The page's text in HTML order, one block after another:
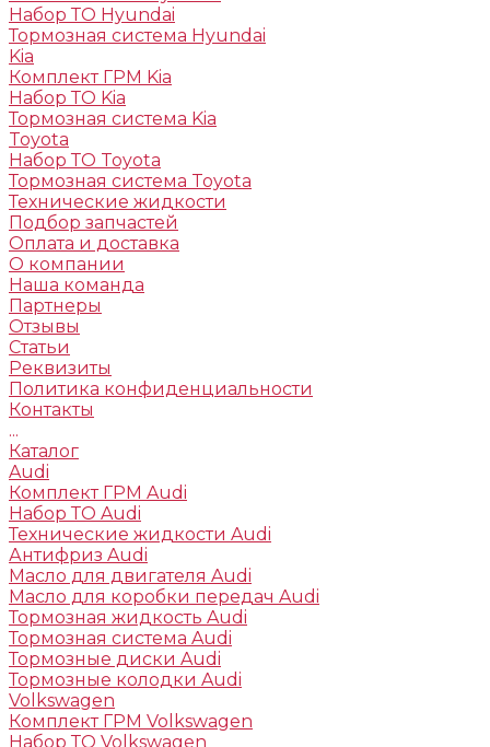
Набор ТО Hyundai
Тормозная система Hyundai
Kia
Комплект ГРМ Kia
Набор ТО Kia
Тормозная система Kia
Toyota
Набор ТО Toyota
Тормозная система Toyota
Технические жидкости
Подбор запчастей
Оплата и доставка
О компании
Наша команда
Партнеры
Отзывы
Статьи
Реквизиты
Политика конфиденциальности
Контакты
...
Каталог
Audi
Комплект ГРМ Audi
Набор ТО Audi
Технические жидкости Audi
Антифриз Audi
Масло для двигателя Audi
Масло для коробки передач Audi
Тормозная жидкость Audi
Тормозная система Audi
Тормозные диски Audi
Тормозные колодки Audi
Volkswagen
Комплект ГРМ Volkswagen
Набор ТО Volkswagen